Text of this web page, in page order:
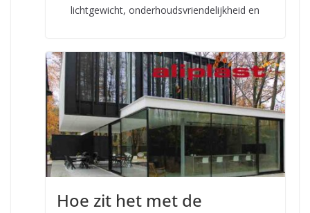
lichtgewicht, onderhoudsvriendelijkheid en
Hoe zit het met de